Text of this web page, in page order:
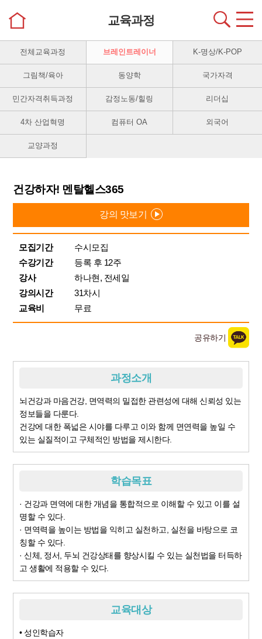
교육과정
전체교육과정 브레인트레이너 K-명상/K-POP
그림책/육아 동양학 국가자격
민간자격취득과정 감정노동/힐링 리더십
4차 산업혁명 컴퓨터 OA 외국어
교양과정
건강하자! 멘탈헬스365
강의 맛보기
모집기간
수시모집
수강기간
등록 후 12주
강사
하나현, 전세일
강의시간
31차시
교육비
무료
공유하기
과정소개
뇌건강과 마음건강, 면역력의 밀접한 관련성에 대해 신뢰성 있는
정보들을 다룬다.
건강에 대한 폭넓은 시야를 다루고 이와 함께 면연력을 높일 수
있는 실질적이고 구체적인 방법을 제시한다.
학습목표
· 건강과 면역에 대한 개념을 통합적으로 이해할 수 있고 이를 설
명할 수 있다.
· 면역력을 높이는 방법을 익히고 실천하고, 실천을 바탕으로 코
칭할 수 있다.
· 신체, 정서, 두뇌 건강상태를 향상시킬 수 있는 실천법을 터득하
고 생활에 적용할 수 있다.
교육대상
• 성인학습자